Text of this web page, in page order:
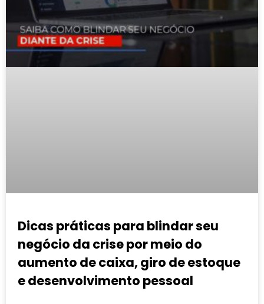
Dicas práticas para blindar seu
negócio da crise por meio do
aumento de caixa, giro de estoque
e desenvolvimento pessoal